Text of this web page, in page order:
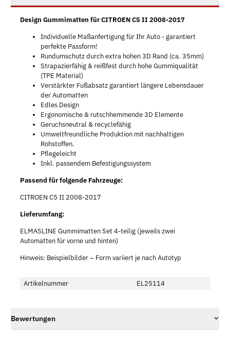
Design Gummimatten für CITROEN C5 II 2008-2017
Individuelle Maßanfertigung für Ihr Auto - garantiert
perfekte Passform!
Rundumschutz durch extra hohen 3D Rand (ca. 35mm)
Strapazierfähig & reißfest durch hohe Gummiqualität
(TPE Material)
Verstärkter Fußabsatz garantiert längere Lebensdauer
der Automatten
Edles Design
Ergonomische & rutschhemmende 3D Elemente
Geruchsneutral & recyclefähig
Umweltfreundliche Produktion mit nachhaltigen
Rohstoffen.
Pflegeleicht
Inkl. passendem Befestigungssystem
Passend für folgende Fahrzeuge:
CITROEN C5 II 2008-2017
Lieferumfang:
ELMASLINE Gummimatten Set 4-teilig (jeweils zwei
Automatten für vorne und hinten)
Hinweis: Beispielbilder – Form variiert je nach Autotyp
Artikelnummer EL25114
Bewertungen